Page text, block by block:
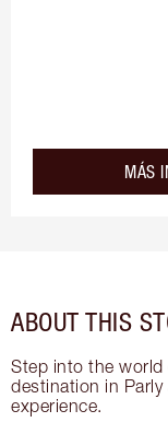
MÁS
ABOUT THIS
Step into the world
destination in
experience.